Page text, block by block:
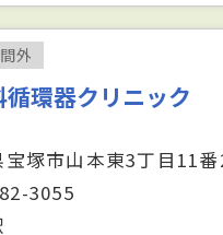
外
環器クリニック
宝塚市山本東3丁目11番
3055